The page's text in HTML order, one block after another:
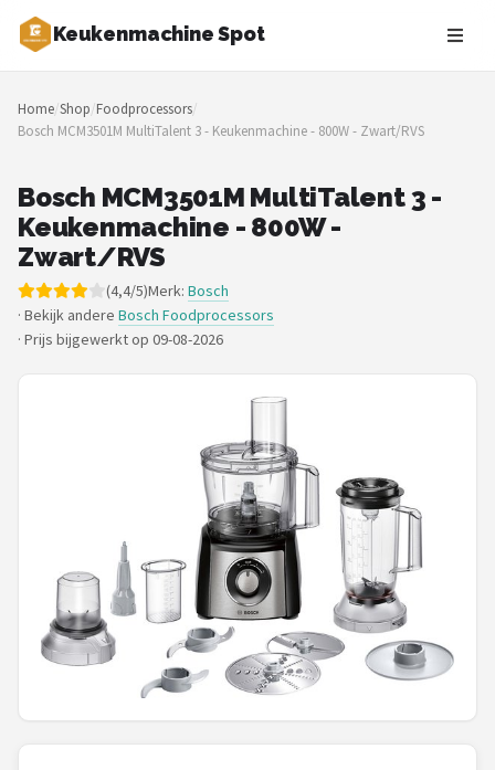
Keukenmachine Spot
Zoeken
NAVIGATIE
Merken
Blog
MasterChef
Restaurants
Shop
POPULAIRE MERKEN
Kenwood
Moulinex
Home/Shop/Foodprocessors/
Bosch MCM3501M MultiTalent 3 - Keukenmachine - 800W - Zwart/RVS
Bosch MCM3501M MultiTalent 3 -
Keukenmachine - 800W -
Zwart/RVS
(4,4/5)Merk: Bosch
· Bekijk andere Bosch Foodprocessors
· Prijs bijgewerkt op 09-08-2026